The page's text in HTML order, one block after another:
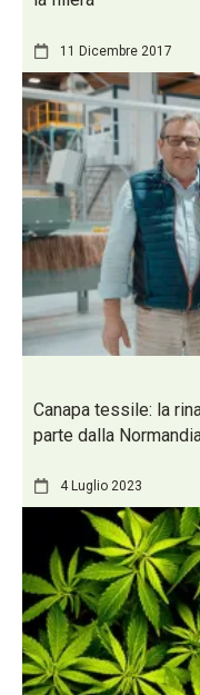
11 Dicembre 2017
Canapa tessile: la
parte dalla
4 Luglio 2023